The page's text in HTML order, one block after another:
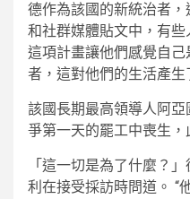
德作為該國的新統治者
和社群媒體貼文中，有
這項計畫讓他們感覺自
者，這對他們的生活產生
該國長期最高領導人阿亞
爭第一天的罷工中喪生，
「這一切是為了什麼？
利在接受採訪時問道。 “